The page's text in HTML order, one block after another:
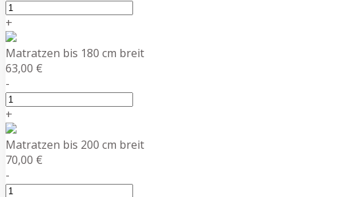
+
Matratzen bis 180 cm breit
63,00 €
-
+
Matratzen bis 200 cm breit
70,00 €
-